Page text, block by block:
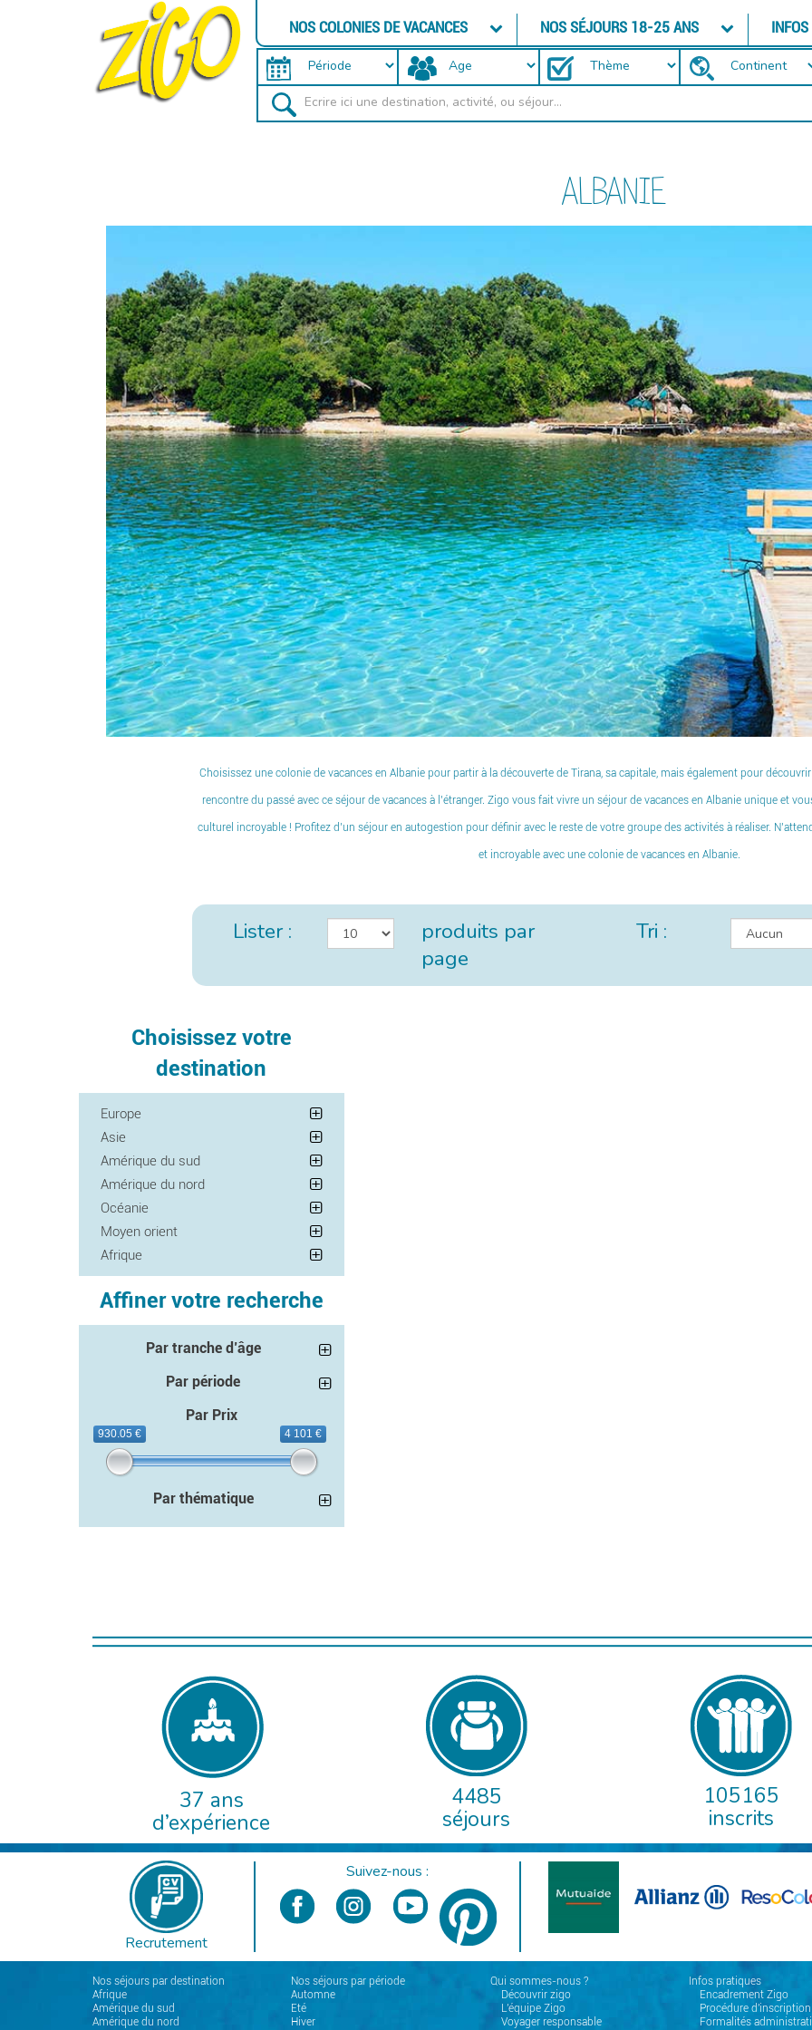
NOS COLONIES DE VACANCES NOS SÉJOURS 18-25 ANS
ALBANIE
Choisissez une colonie de vacances en Albanie pour partir à la découverte de Tirana, sa capitale, mais également pour
rencontre du passé avec ce séjour de vacances à l’étranger. Zigo vous fait vivre un séjour de vacances en Albanie unique et
culturel incroyable ! Profitez d’un séjour en autogestion pour définir avec le reste de votre groupe des activités à réaliser.
et incroyable avec une colonie de vacances en Albanie.
Lister :
produits par
page
Tri :
Choisissez votre
destination
Europe
Asie
Amérique du sud
Amérique du nord
Océanie
Moyen orient
Afrique
Affiner votre recherche
Par tranche d’âge
Par période
Par Prix
930.05 € 4 101 €
Par thématique
37 ans
d’expérience
4485
séjours
105165
inscrits
Recrutement
Suivez-nous :
Nos séjours par destination
Afrique
Amérique du sud
Amérique du nord
Nos séjours par période
Automne
Eté
Hiver
Qui sommes-nous ?
Découvrir zigo
L'équipe Zigo
Voyager responsable
Infos pratiques
Encadrement Zigo
Procédure d'inscription
Formalités